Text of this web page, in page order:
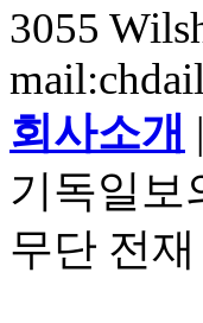
3055
회사소개
기독일보
무단 전